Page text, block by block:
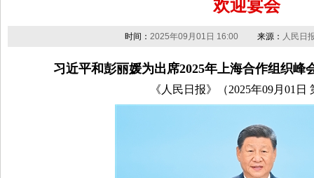
欢迎宴会
时间： 2025年09月01日 16:00 来源： 人民日
习近平和彭丽媛为出席2025年上海合作组织峰
《人民日报》（2025年09月01日